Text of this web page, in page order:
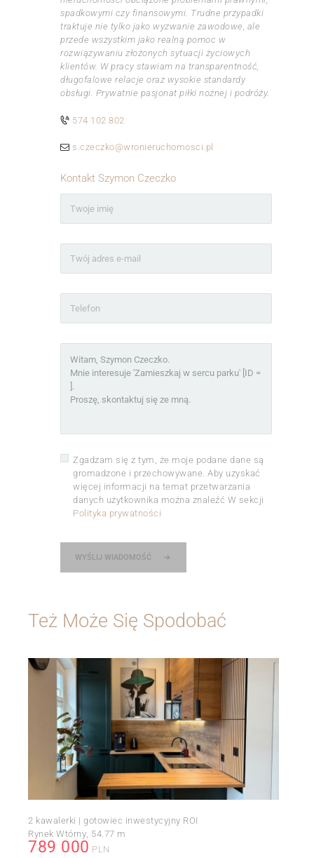
spadkowymi czy finansowymi. Trudne przypadki
traktuje nie tylko jako wyzwanie zawodowe, ale
przede wszystkim jako realną pomoc w
rozwiązywaniu złożonych sytuacji życiowych
klientów. W pracy stawiam na transparentność,
długofalowe relacje oraz wysokie standardy
obsługi. Prywatnie pasjonat piłki nożnej i podróży.
574 102 802
s.czeczko@wronieruchomosci.pl
Kontakt Szymon Czeczko
Zgadzam się z tym, że moje podane dane są
gromadzone i przechowywane. Aby uzyskać
więcej informacji na temat przetwarzania
danych użytkownika można znaleźć W sekcji
Polityka prywatności
WYŚLIJ WIADOMOŚĆ
Też Może Się Spodobać
2 kawalerki | gotowiec inwestycyjny ROI
Rynek Wtórny 54.77 m
789 000 PLN